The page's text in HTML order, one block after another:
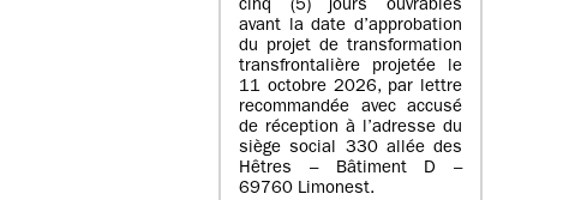
cinq (5) jours ouvrables
avant la date d’approbation
du projet de transformation
transfrontalière projetée le
11 octobre 2026, par lettre
recommandée avec accusé
de réception à l’adresse du
siège social 330 allée des
Hêtres – Bâtiment D –
69760 Limonest.